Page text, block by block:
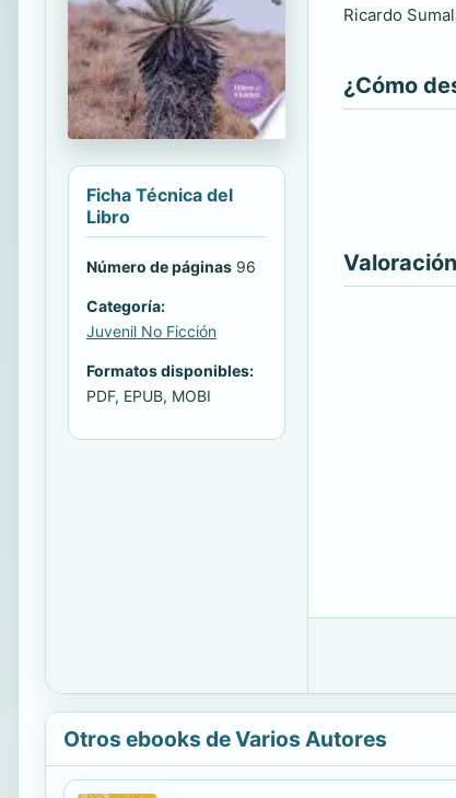
Ficha Técnica del
Libro
Número de páginas 96
Categoría:
Juvenil No Ficción
Formatos disponibles:
PDF, EPUB, MOBI
Ricardo
¿Cómo
Valoración
Otros ebooks de Varios Autores